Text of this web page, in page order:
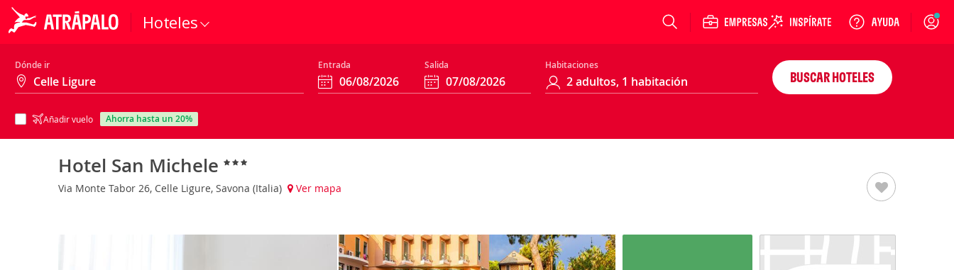
Hoteles Login
Dónde ir Entrada Salida Habitaciones
Añadir vuelo ahorra hasta un 20%
BUSCAR HOTELES
Hotel San Michele
Via Monte Tabor 26, Celle Ligure, Savona (Italia) Ver mapa